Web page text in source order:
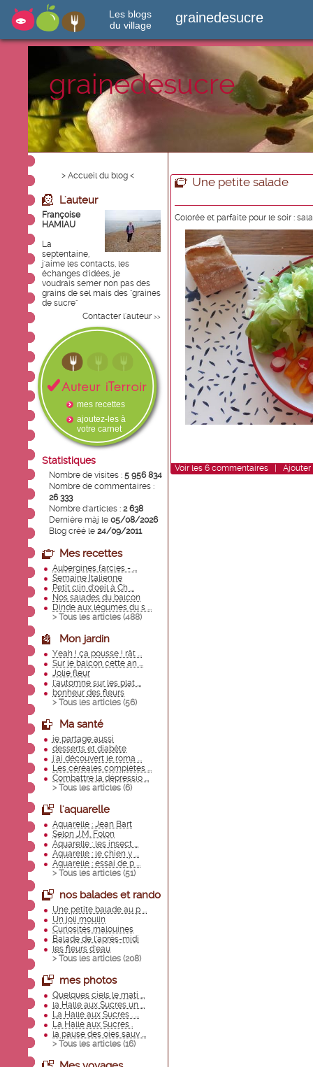
Les blogs
du village
grainedesucre
grainedesucre
> Accueil du blog <
L'auteur
Françoise
HAMIAU
La
septentaine,
j'aime les contacts, les
échanges d'idées, je
voudrais semer non pas des
grains de sel mais des "graines
de sucre"
Contacter l'auteur >>
mes recettes
ajoutez-les à
votre carnet
Statistiques
Nombre de visites : 5 956 834
Nombre de commentaires :
26 333
Nombre d'articles : 2 638
Dernière màj le 05/08/2026
Blog créé le 24/09/2011
Mes recettes
Aubergines farcies - ...
Semaine Italienne
Petit clin d'oeil à Ch ...
Nos salades du balcon
Dinde aux légumes du s ...
> Tous les articles (488)
Mon jardin
Yeah ! ça pousse ! rât ...
Sur le balcon cette an ...
Jolie fleur
l'automne sur les plat ...
bonheur des fleurs
> Tous les articles (56)
Ma santé
je partage aussi
desserts et diabète
j'ai découvert le roma ...
Les céréales complètes ...
Combattre la dépressio ...
> Tous les articles (6)
l'aquarelle
Aquarelle : Jean Bart
Selon J.M. Folon
Aquarelle : les insect ...
Aquarelle : le chien y ...
Aquarelle : essai de p ...
> Tous les articles (51)
nos balades et rando
Une petite balade au p ...
Un joli moulin
Curiosités malouines
Balade de l'après-midi
les fleurs d'eau
> Tous les articles (208)
mes photos
Quelques ciels le mati ...
la Halle aux Sucres un ...
La Halle aux Sucres . ...
La Halle aux Sucres .
la pause des oies sauv ...
> Tous les articles (16)
Une petite salade
Colorée et parfaite pour le soir :
Voir les 6 commentaires